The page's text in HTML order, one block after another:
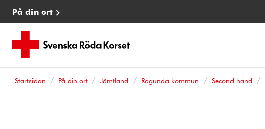
På din ort
Startsidan På din ort Jämtland Ragunda kommun Second hand